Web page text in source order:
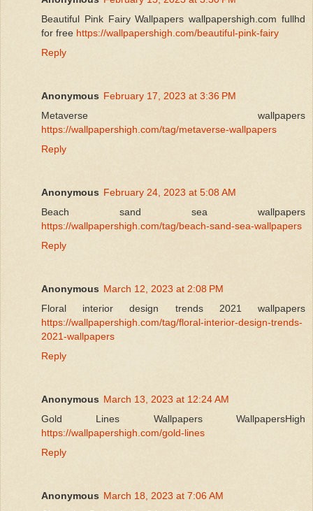
Beautiful Pink Fairy Wallpapers wallpapershigh.com fullhd
for free https://wallpapershigh.com/beautiful-pink-fairy
Reply
Anonymous February 17, 2023 at 3:36 PM
Metaverse wallpapers
https://wallpapershigh.com/tag/metaverse-wallpapers
Reply
Anonymous February 24, 2023 at 5:08 AM
Beach sand sea wallpapers
https://wallpapershigh.com/tag/beach-sand-sea-wallpapers
Reply
Anonymous March 12, 2023 at 2:08 PM
Floral interior design trends 2021 wallpapers
https://wallpapershigh.com/tag/floral-interior-design-trends-
2021-wallpapers
Reply
Anonymous March 13, 2023 at 12:24 AM
Gold Lines Wallpapers WallpapersHigh
https://wallpapershigh.com/gold-lines
Reply
Anonymous March 18, 2023 at 7:06 AM